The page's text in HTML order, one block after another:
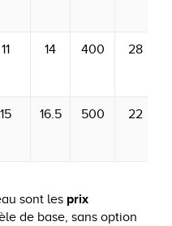
11 14 400 28
15 16.5 500 22
sont les prix
de base, sans option